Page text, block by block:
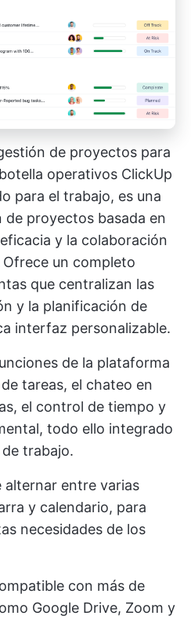
de proyectos para
operativos ClickUp
para el trabajo, es una
proyectos basada en
y la colaboración
un completo
que centralizan las
y la planificación de
interfaz personalizable.
de la plataforma
tareas, el chateo en
el control de tiempo y
todo ello integrado
trabajo.
alternar entre varias
y calendario, para
necesidades de los
con más de
Google Drive, Zoom y